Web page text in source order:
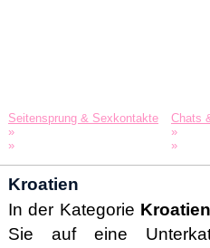
Seitensprung & Sexkontakte
Chats
» »
» »
Kroatien
In der Kategorie
Sie auf eine